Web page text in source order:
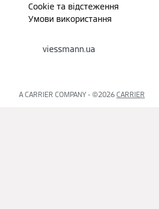
Cookie та відстеження
Умови використання
viessmann.ua
A CARRIER COMPANY - ©2026 CARRIER